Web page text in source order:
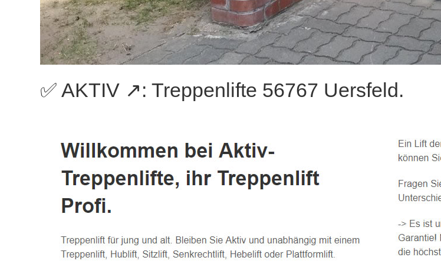
✅ AKTIV ↗️: Treppenlifte 56767 Uersfeld.